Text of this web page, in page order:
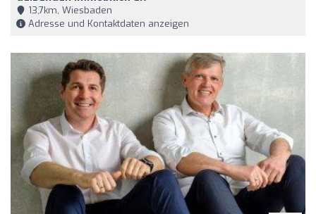
13,7km, Wiesbaden
Adresse und Kontaktdaten anzeigen